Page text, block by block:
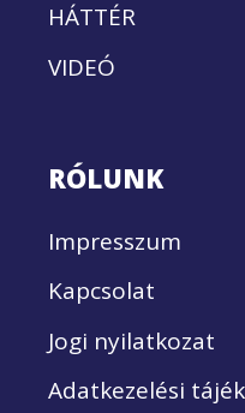
HÁTTÉR
VIDEÓ
RÓLUNK
Impresszum
Kapcsolat
Jogi nyilatkozat
Adatkezelési